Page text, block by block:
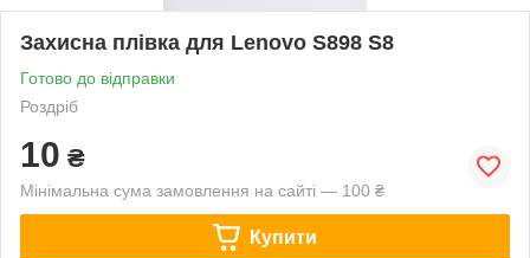
Захисна плівка для Lenovo S898 S8
Готово до відправки
Роздріб
10 ₴
Мінімальна сума замовлення на сайті — 100 ₴
Купити